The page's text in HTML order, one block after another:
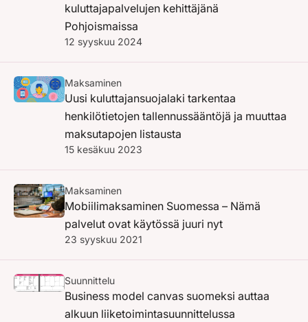
kuluttajapalvelujen kehittäjänä
Pohjoismaissa
12 syyskuu 2024
Maksaminen
Uusi kuluttajansuojalaki tarkentaa
henkilötietojen tallennussääntöjä ja muuttaa
maksutapojen listausta
15 kesäkuu 2023
Maksaminen
Mobiilimaksaminen Suomessa – Nämä
palvelut ovat käytössä juuri nyt
23 syyskuu 2021
Suunnittelu
Business model canvas suomeksi auttaa
alkuun liiketoimintasuunnittelussa